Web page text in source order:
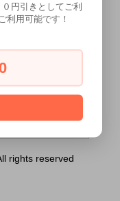
）は18歳未
rights reserved
円引きとしてご利
利用可能です！